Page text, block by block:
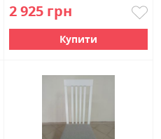
2 925 грн
Купити